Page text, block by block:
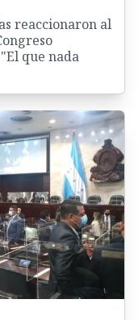
reaccionaron al
que nada